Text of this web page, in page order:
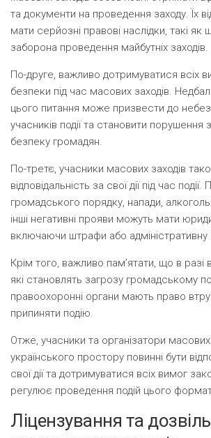
та документи на проведення заходу. Їх
мати серйозні правові наслідки, такі як
заборона проведення майбутніх заходів.
По-друге, важливо дотримуватися всіх
безпеки під час масових заходів.
цього питання може призвести до
учасників події та становити порушення
безпеку громадян.
По-третє, учасники масових заходів
відповідальність за свої дії під час
громадського порядку, напади,
інші негативні прояви можуть мати
включаючи штрафи або адміністративну
Крім того, важливо пам’ятати, що в разі
які становлять загрозу громадському
правоохоронні органи мають право
припиняти подію.
Отже, учасники та організатори масових
українського простору повинні бути
свої дії та дотримуватися всіх вимог
регулює проведення подій цього
Ліцензування та